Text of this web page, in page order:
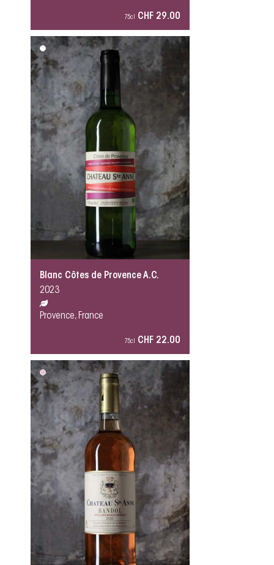
75cl CHF 29.00
Blanc Côtes de Provence A.C.
2023
Provence, France
75cl CHF 22.00